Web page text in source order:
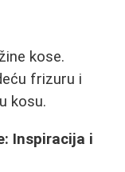
kose.
frizuru i
kosu.
Inspiracija i